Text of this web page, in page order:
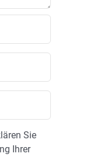
Sie
Ihrer